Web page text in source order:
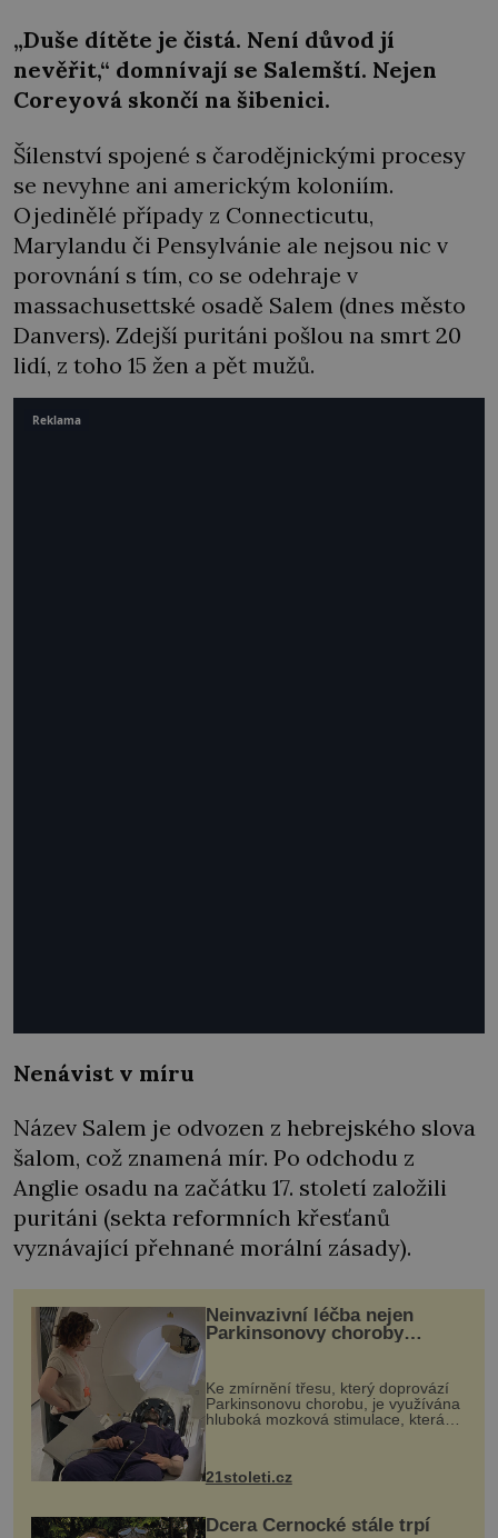
„Duše dítěte je čistá. Není důvod jí
nevěřit,“ domnívají se Salemští. Nejen
Coreyová skončí na šibenici.
Šílenství spojené s čarodějnickými procesy
se nevyhne ani americkým koloniím.
Ojedinělé případy z Connecticutu,
Marylandu či Pensylvánie ale nejsou nic v
porovnání s tím, co se odehraje v
massachusettské osadě Salem (dnes město
Danvers). Zdejší puritáni pošlou na smrt 20
lidí, z toho 15 žen a pět mužů.
Nenávist v míru
Název Salem je odvozen z hebrejského slova
šalom, což znamená mír. Po odchodu z
Anglie osadu na začátku 17. století založili
puritáni (sekta reformních křesťanů
vyznávající přehnané morální zásady).
Neinvazivní léčba nejen
Parkinsonovy choroby
Ke zmírnění třesu, který doprovází
Parkinsonovu chorobu, je využívána
hluboká mozková stimulace, která
však vyžaduje vysoce invazivní
zákrok. Ultrazvuk zase není vhodný
k dostatečně přesnému zacílení ...
21stoleti.cz
Dcera Černocké stále trpí
Reklama